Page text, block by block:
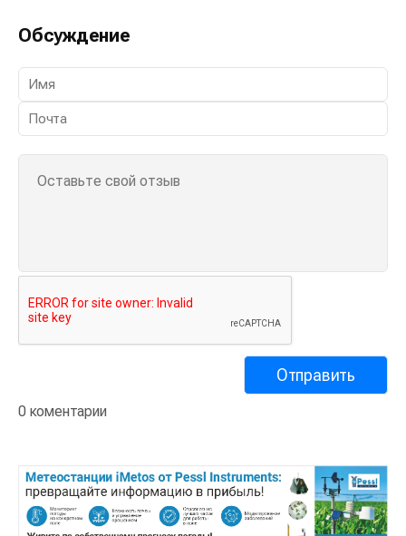
Обсуждение
0 коментарии